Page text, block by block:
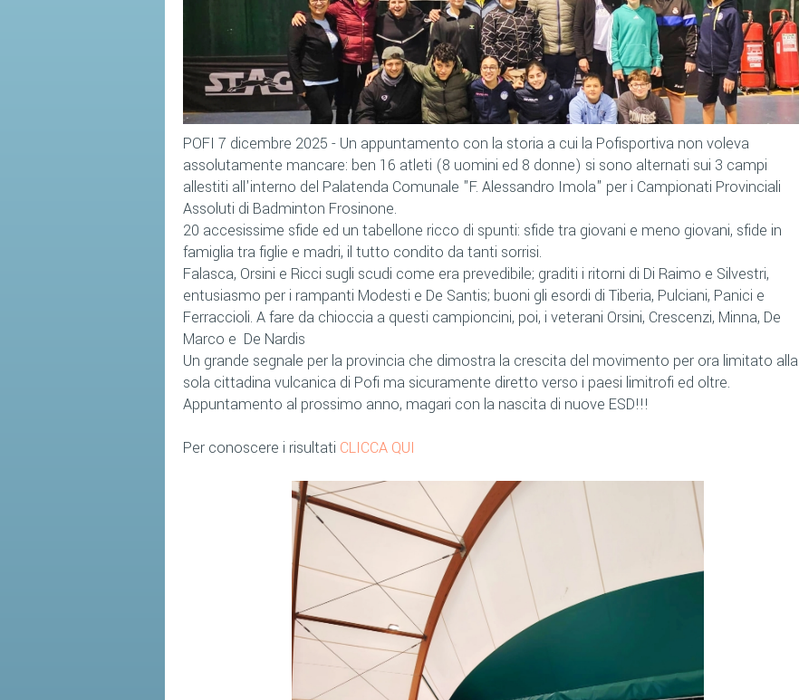
POFI 7 dicembre 2025 - Un appuntamento con la storia a cui la Pofisportiva non voleva
assolutamente mancare: ben 16 atleti (8 uomini ed 8 donne) si sono alternati sui 3 campi
allestiti all'interno del Palatenda Comunale "F. Alessandro Imola" per i Campionati Provinciali
Assoluti di Badminton Frosinone.
20 accesissime sfide ed un tabellone ricco di spunti: sfide tra giovani e meno giovani, sfide in
famiglia tra figlie e madri, il tutto condito da tanti sorrisi.
Falasca, Orsini e Ricci sugli scudi come era prevedibile; graditi i ritorni di Di Raimo e Silvestri,
entusiasmo per i rampanti Modesti e De Santis; buoni gli esordi di Tiberia, Pulciani, Panici e
Ferraccioli. A fare da chioccia a questi campioncini, poi, i veterani Orsini, Crescenzi, Minna, De
Marco e De Nardis
Un grande segnale per la provincia che dimostra la crescita del movimento per ora limitato alla
sola cittadina vulcanica di Pofi ma sicuramente diretto verso i paesi limitrofi ed oltre.
Appuntamento al prossimo anno, magari con la nascita di nuove ESD!!!
Per conoscere i risultati CLICCA QUI